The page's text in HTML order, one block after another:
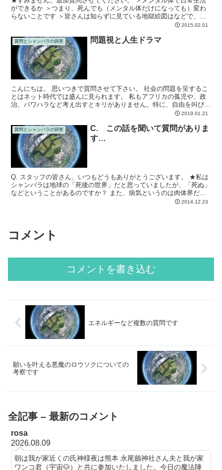
ができるか ＞つまり、死んでも（メンタル体だけになっても）変わ
らないことです ＞皆さんは知らずに見ている地獄絵図はなどで、人
間が容貌そのままでいる ★初歩的なことかもしれませんが...2015.02.01
質問とシャンバラの回答 問題視と人生ドラマ
こんにちは。 思いつきで質問させて下さい。 社会の問題を呈するこ
とはネット時代では盛んに見られます。 私もアフリカの孤児や、政
治、パワハラなど考え出すとキリがありません。特に、自由を叫びた
2019.01.21
質問とシャンバラの回答
C. この話を聞いて質問がありま
す…
Q. スタッフの皆さん、いつもどうもありがとうございます。 ★私は
シャンバラは地球の「死後の世界」だと思っていましたが、「死ぬ」
などということがあるのですか？ また、病気というのは肉体界だけ
2014.12.23
コメント
コメントを書き込む
エネルギーなど複数の質問です
願いを叶える悪魔のロウソクについての
考察です
全記事 – 最新のコメント
rosa
2026.08.09
朝は我が家近くの氏神様夜は熊本 永尾劔神社さん夫と我が家
ワンコ君（宇宙🐶）と共に参加いたしました。今日の魔法陣